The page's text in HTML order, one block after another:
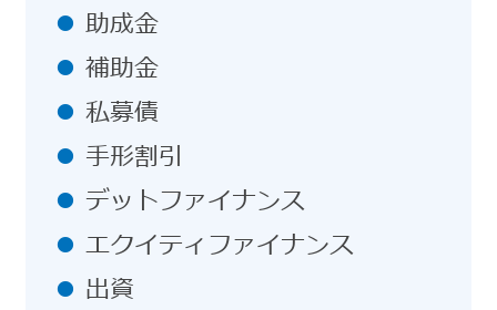
助成金
補助金
私募債
手形割引
デットファイナンス
エクイティファイナンス
出資